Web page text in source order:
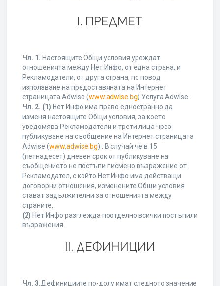
І. ПРЕДМЕТ
Чл. 1. Настоящите Общи условия уреждат
отношенията между Нет Инфо, от една страна, и
Рекламодатели, от друга страна, по повод
използване на предоставяната на Интернет
страницата Adwise (www.adwise.bg) Услуга Adwise.
Чл. 2. (1) Нет Инфо има право едностранно да
изменя настоящите Общи условия, за което
уведомява Рекламодатели и трети лица чрез
публикуване на съобщение на Интернет страницата
Adwise (www.adwise.bg) . В случай че в 15
(петнадесет) дневен срок от публикуване на
съобщението не постъпи писмено възражение от
Рекламодател, с който Нет Инфо има действащи
договорни отношения, изменените Общи условия
стават задължителни за отношенията между
страните.
(2) Нет Инфо разглежда поотделно всички постъпили
възражения.
ІІ. ДЕФИНИЦИИ
Чл. 3.Дефинициите по-долу имат следното значение